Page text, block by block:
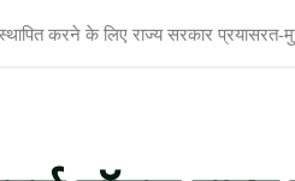
करने के लिए राज्य सरकार प्रयासरत-